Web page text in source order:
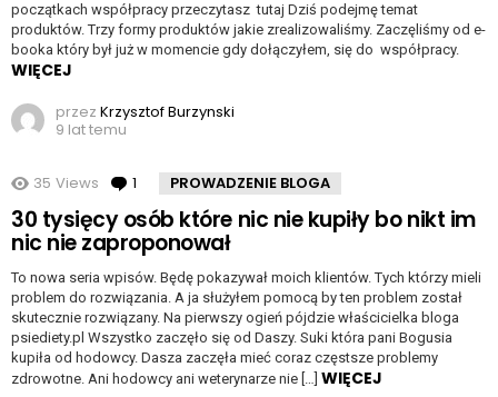
początkach współpracy przeczytasz tutaj Dziś podejmę temat
produktów. Trzy formy produktów jakie zrealizowaliśmy. Zaczęliśmy od e-
booka który był już w momencie gdy dołączyłem, się do współpracy.
WIĘCEJ
przez Krzysztof Burzynski
9 lat temu
35 Views 1 komentarz
PROWADZENIE BLOGA
30 tysięcy osób które nic nie kupiły bo nikt im
nic nie zaproponował
To nowa seria wpisów. Będę pokazywał moich klientów. Tych którzy mieli
problem do rozwiązania. A ja służyłem pomocą by ten problem został
skutecznie rozwiązany. Na pierwszy ogień pójdzie właścicielka bloga
psiediety.pl Wszystko zaczęło się od Daszy. Suki która pani Bogusia
kupiła od hodowcy. Dasza zaczęła mieć coraz częstsze problemy
zdrowotne. Ani hodowcy ani weterynarze nie […] WIĘCEJ